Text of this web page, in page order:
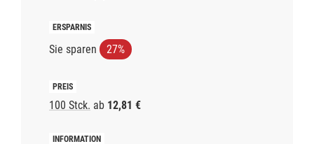
Sie sparen 27%
100 Stck. ab 12,81 €